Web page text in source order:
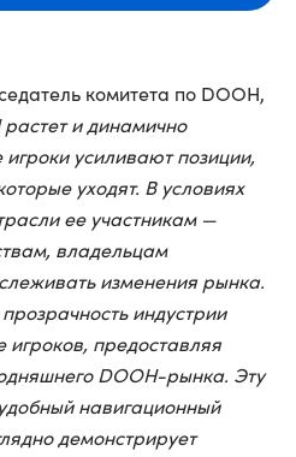
комитета по DOOH,
и динамично
усиливают позиции,
уходят. В условиях
ее участникам —
владельцам
изменения рынка.
индустрии
предоставляя
DOOH-рынка. Эту
навигационный
демонстрирует